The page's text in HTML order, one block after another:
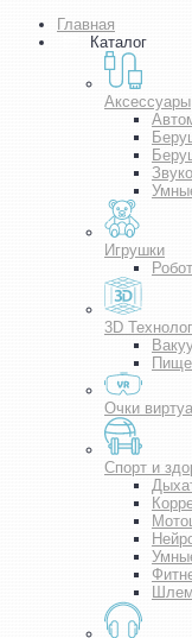
Главная
Каталог
Аксессуары
Игрушки
3D
Очки
Спорт и